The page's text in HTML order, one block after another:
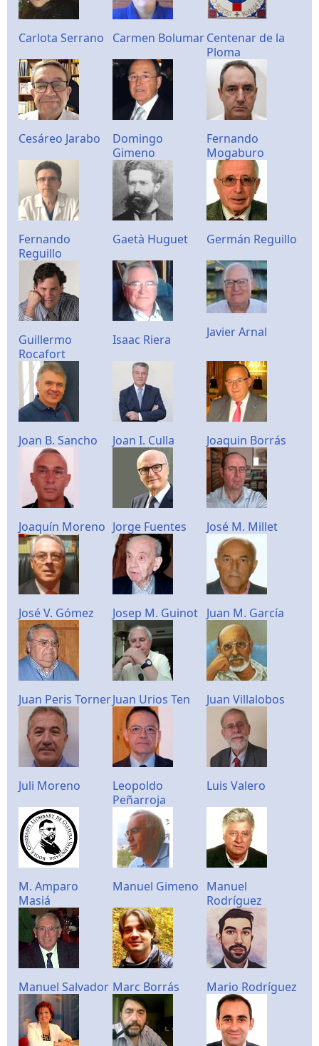
Carlota Serrano Carmen BolumarCentenar de la
Ploma
Cesáreo Jarabo
Domingo
Gimeno
Fernando
Mogaburo
Fernando
Reguillo
Gaetà Huguet Germán Reguillo
Guillermo
Rocafort
Isaac Riera Javier Arnal
Joan B. Sancho Joan I. Culla Joaquin Borrás
Joaquín Moreno Jorge Fuentes José M. Millet
José V. Gómez Josep M. Guinot Juan M. García
Juan Peris TornerJuan Urios Ten Juan Villalobos
Juli Moreno
Leopoldo
Peñarroja
Luis Valero
M. Amparo
Masiá
Manuel Gimeno Manuel
Rodríguez
Manuel Salvador Marc Borrás Mario Rodríguez